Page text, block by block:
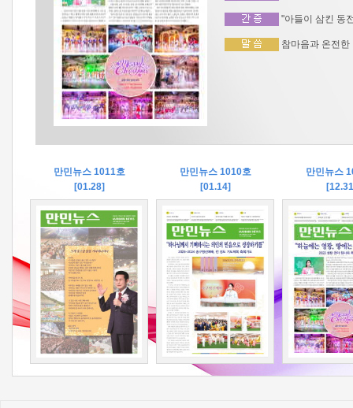
"아들이 삼킨 동
참마음과 온전한
만민뉴스 1011호
[01.28]
만민뉴스 1010호
[01.14]
만민뉴스